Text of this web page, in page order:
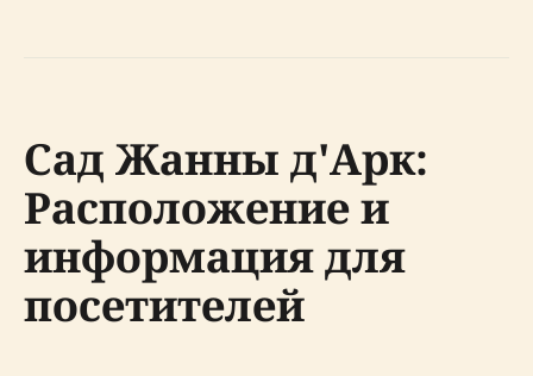
Сад Жанны д'Арк:
Расположение и
информация для
посетителей